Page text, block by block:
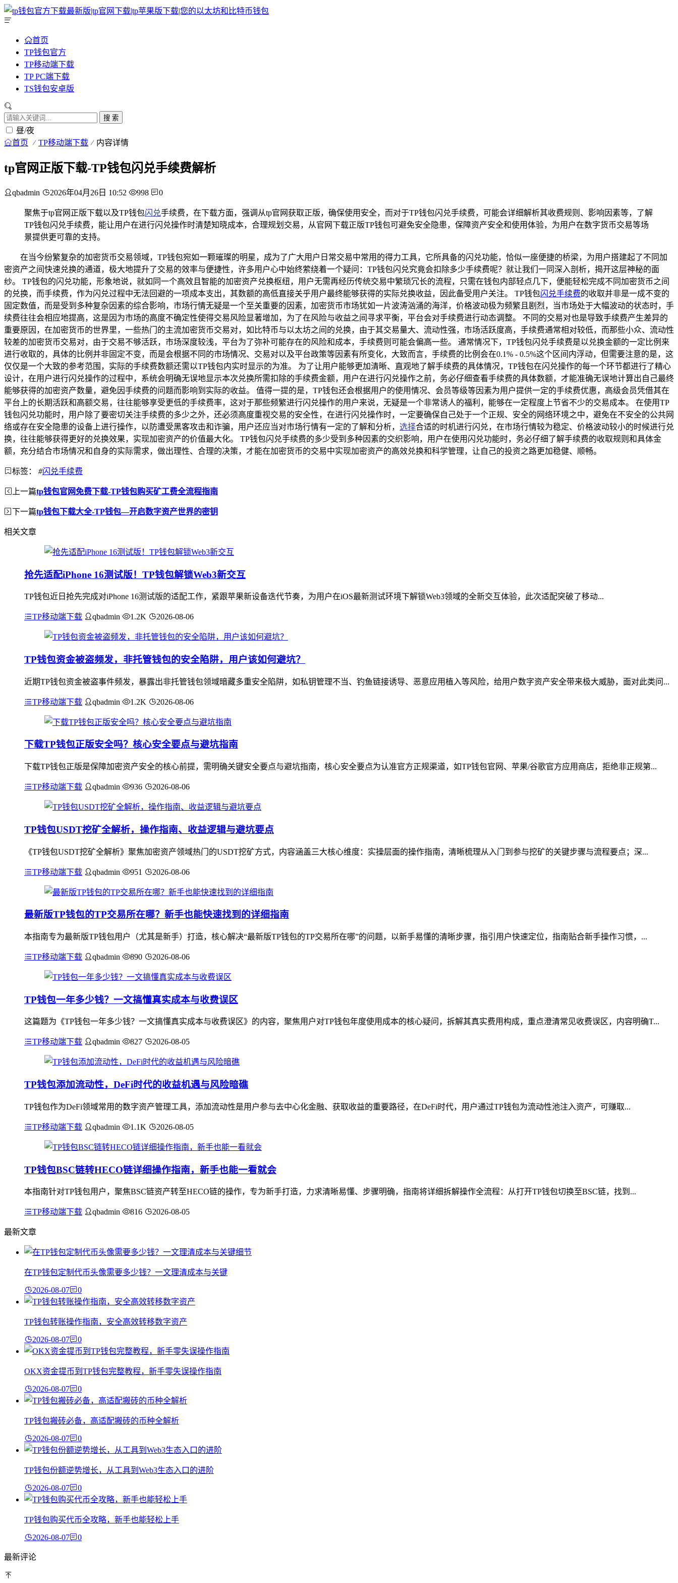
首页
TP钱包官方
TP移动端下载
TP PC端下载
TS钱包安卓版
搜 索
昼/夜
首页 TP移动端下载 内容详情
tp官网正版下载-TP钱包闪兑手续费解析
qbadmin 2026年04月26日 10:52 998 0
聚焦于tp官网正版下载以及TP钱包闪兑手续费，在下载方面，强调从tp官网获取正版，确保使用安全，而对于TP钱包闪兑手续费，可能会详细解析其收费规则、影响因素等，了解
TP钱包闪兑手续费，能让用户在进行闪兑操作时清楚知晓成本，合理规划交易，从官网下载正版TP钱包可避免安全隐患，保障资产安全和使用体验，为用户在数字货币交易等场
景提供更可靠的支持。
在当今纷繁复杂的加密货币交易领域，TP钱包宛如一颗璀璨的明星，成为了广大用户日常交易中常用的得力工具，它所具备的闪兑功能，恰似一座便捷的桥梁，为用户搭建起了不同加
密资产之间快速兑换的通道，极大地提升了交易的效率与便捷性，许多用户心中始终萦绕着一个疑问：TP钱包闪兑究竟会扣除多少手续费呢？就让我们一同深入剖析，揭开这层神秘的面
纱。 TP钱包的闪兑功能，形象地说，就如同一个高效且智能的加密资产兑换枢纽，用户无需再经历传统交易中繁琐冗长的流程，只需在钱包内部轻点几下，便能轻松完成不同加密货币之间
的兑换，而手续费，作为闪兑过程中无法回避的一项成本支出，其数额的高低直接关乎用户最终能够获得的实际兑换收益，因此备受用户关注。 TP钱包闪兑手续费的收取并非是一成不变的
固定数值，而是受到多种复杂因素的综合影响，市场行情无疑是一个至关重要的因素，加密货币市场犹如一片波涛汹涌的海洋，价格波动极为频繁且剧烈，当市场处于大幅波动的状态时，手
续费往往会相应地提高，这是因为市场的高度不确定性使得交易风险显著增加，为了在风险与收益之间寻求平衡，平台会对手续费进行动态调整。 不同的交易对也是导致手续费产生差异的
重要原因，在加密货币的世界里，一些热门的主流加密货币交易对，如比特币与以太坊之间的兑换，由于其交易量大、流动性强，市场活跃度高，手续费通常相对较低，而那些小众、流动性
较差的加密货币交易对，由于交易不够活跃，市场深度较浅，平台为了弥补可能存在的风险和成本，手续费则可能会偏高一些。 通常情况下，TP钱包闪兑手续费是以兑换金额的一定比例来
进行收取的，具体的比例并非固定不变，而是会根据不同的市场情况、交易对以及平台政策等因素有所变化，大致而言，手续费的比例会在0.1% - 0.5%这个区间内浮动，但需要注意的是，这
仅仅是一个大致的参考范围，实际的手续费数额还需以TP钱包内实时显示的为准。 为了让用户能够更加清晰、直观地了解手续费的具体情况，TP钱包在闪兑操作的每一个环节都进行了精心
设计，在用户进行闪兑操作的过程中，系统会明确无误地显示本次兑换所需扣除的手续费金额，用户在进行闪兑操作之前，务必仔细查看手续费的具体数额，才能准确无误地计算出自己最终
能够获得的加密资产数量，避免因手续费的问题而影响到实际的收益。 值得一提的是，TP钱包还会根据用户的使用情况、会员等级等因素为用户提供一定的手续费优惠，高级会员凭借其在
平台上的长期活跃和高额交易，往往能够享受更低的手续费率，这对于那些频繁进行闪兑操作的用户来说，无疑是一个非常诱人的福利，能够在一定程度上节省不少的交易成本。 在使用TP
钱包闪兑功能时，用户除了要密切关注手续费的多少之外，还必须高度重视交易的安全性，在进行闪兑操作时，一定要确保自己处于一个正规、安全的网络环境之中，避免在不安全的公共网
络或存在安全隐患的设备上进行操作，以防遭受黑客攻击和诈骗，用户还应当对市场行情有一定的了解和分析， 选择合适的时机进行闪兑，在市场行情较为稳定、价格波动较小的时候进行兑
换，往往能够获得更好的兑换效果，实现加密资产的价值最大化。 TP钱包闪兑手续费的多少受到多种因素的交织影响，用户在使用闪兑功能时，务必仔细了解手续费的收取规则和具体金
额，充分结合市场情况和自身的实际需求，做出理性、合理的决策，才能在加密货币的交易中实现加密资产的高效兑换和科学管理，让自己的投资之路更加稳健、顺畅。
标签： #闪兑手续费
上一篇tp钱包官网免费下载-TP钱包购买矿工费全流程指南
下一篇tp钱包下载大全-TP钱包—开启数字资产世界的密钥
相关文章
抢先适配iPhone 16测试版！TP钱包解锁Web3新交互
TP钱包近日抢先完成对iPhone 16测试版的适配工作，紧跟苹果新设备迭代节奏，为用户在iOS最新测试环境下解锁Web3领域的全新交互体验，此次适配突破了移动...
TP移动端下载 qbadmin 1.2K 2026-08-06
TP钱包资金被盗频发，非托管钱包的安全陷阱，用户该如何避坑？
近期TP钱包资金被盗事件频发，暴露出非托管钱包领域暗藏多重安全陷阱，如私钥管理不当、钓鱼链接诱导、恶意应用植入等风险，给用户数字资产安全带来极大威胁，面对此类问...
TP移动端下载 qbadmin 1.2K 2026-08-06
下载TP钱包正版安全吗？核心安全要点与避坑指南
下载TP钱包正版是保障加密资产安全的核心前提，需明确关键安全要点与避坑指南，核心安全要点为认准官方正规渠道，如TP钱包官网、苹果/谷歌官方应用商店，拒绝非正规第...
TP移动端下载 qbadmin 936 2026-08-06
TP钱包USDT挖矿全解析，操作指南、收益逻辑与避坑要点
《TP钱包USDT挖矿全解析》聚焦加密资产领域热门的USDT挖矿方式，内容涵盖三大核心维度：实操层面的操作指南，清晰梳理从入门到参与挖矿的关键步骤与流程要点；深...
TP移动端下载 qbadmin 951 2026-08-06
最新版TP钱包的TP交易所在哪？新手也能快速找到的详细指南
本指南专为最新版TP钱包用户（尤其是新手）打造，核心解决“最新版TP钱包的TP交易所在哪”的问题，以新手易懂的清晰步骤，指引用户快速定位，指南贴合新手操作习惯，...
TP移动端下载 qbadmin 890 2026-08-06
TP钱包一年多少钱？一文搞懂真实成本与收费误区
这篇题为《TP钱包一年多少钱？一文搞懂真实成本与收费误区》的内容，聚焦用户对TP钱包年度使用成本的核心疑问，拆解其真实费用构成，重点澄清常见收费误区，内容明确T...
TP移动端下载 qbadmin 827 2026-08-05
TP钱包添加流动性，DeFi时代的收益机遇与风险暗礁
TP钱包作为DeFi领域常用的数字资产管理工具，添加流动性是用户参与去中心化金融、获取收益的重要路径，在DeFi时代，用户通过TP钱包为流动性池注入资产，可赚取...
TP移动端下载 qbadmin 1.1K 2026-08-05
TP钱包BSC链转HECO链详细操作指南，新手也能一看就会
本指南针对TP钱包用户，聚焦BSC链资产转至HECO链的操作，专为新手打造，力求清晰易懂、步骤明确，指南将详细拆解操作全流程：从打开TP钱包切换至BSC链，找到...
TP移动端下载 qbadmin 816 2026-08-05
最新文章
在TP钱包定制代币头像需要多少钱？一文理清成本与关键
2026-08-07 0
TP钱包转账操作指南，安全高效转移数字资产
2026-08-07 0
OKX资金提币到TP钱包完整教程，新手零失误操作指南
2026-08-07 0
TP钱包搬砖必备，高适配搬砖的币种全解析
2026-08-07 0
TP钱包份额逆势增长，从工具到Web3生态入口的进阶
2026-08-07 0
TP钱包购买代币全攻略，新手也能轻松上手
2026-08-07 0
最新评论